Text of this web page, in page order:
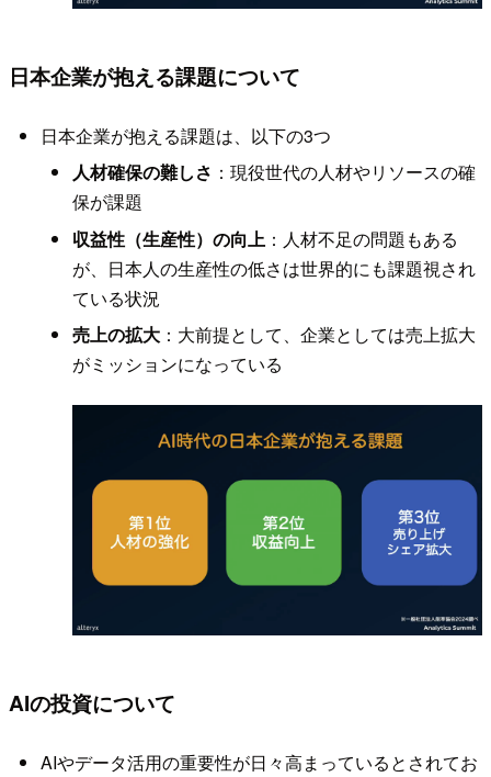
日本企業が抱える課題について
日本企業が抱える課題は、以下の3つ
人材確保の難しさ ：現役世代の人材やリソースの確
保が課題
収益性（生産性）の向上 ：人材不足の問題もある
が、日本人の生産性の低さは世界的にも課題視され
ている状況
売上の拡大：大前提として、企業としては売上拡大
がミッションになっている
AIの投資について
AIやデータ活用の重要性が日々高まっているとされてお